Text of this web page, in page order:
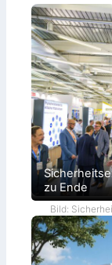
zu Ende
Bild: